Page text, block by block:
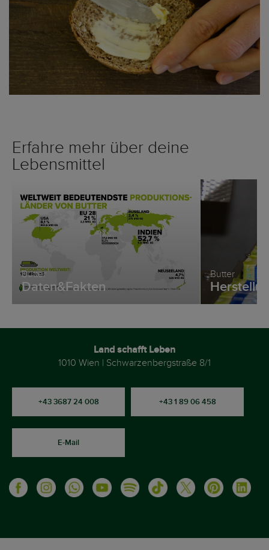
Erfahre mehr über deine
Lebensmittel
Butter
Daten&Fakten
Butter
Land schafft Leben
1010 Wien | Schwarzenbergstraße 8/1
+43 3687 24 008 +43 1 89 06 458
E-Mail